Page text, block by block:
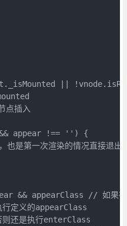
||
点插入
&& appear !== '') {
是第一次渲染的情况直接退出
&& appearClass // 如果
定义的appearClass
还是执行enterClass